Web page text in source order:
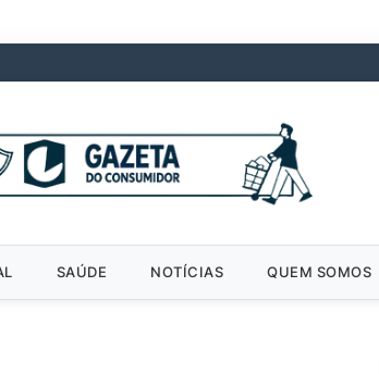
SAÚDE NOTÍCIAS QUEM SOMOS